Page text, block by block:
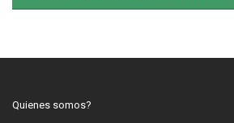
Quienes somos?